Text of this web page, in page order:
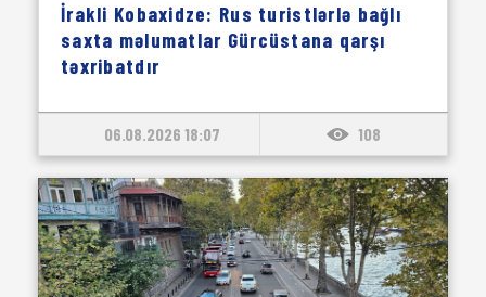
İrakli Kobaxidze: Rus turistlərlə bağlı
saxta məlumatlar Gürcüstana qarşı
təxribatdır
06.08.2026 18:07 108